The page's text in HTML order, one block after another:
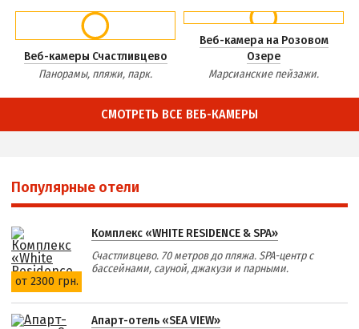
Веб-камеры Счастливцево
Панорамы, пляжи, парк.
Веб-камера на Розовом
Озере
Марсианские пейзажи.
СМОТРЕТЬ ВСЕ ВЕБ-КАМЕРЫ
Популярные отели
от 2300 грн.
Комплекс «WHITE RESIDENCE & SPA»
Счастливцево. 70 метров до пляжа. SPA-центр с
бассейнами, сауной, джакузи и парными.
Апарт-отель «SEA VIEW»